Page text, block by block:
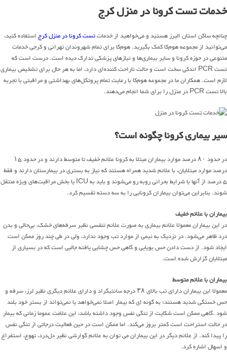
خدمات تست کرونا در منزل کرج
چنانچه ساکن استان البرز هستید و می‌خواهید از خدماتتست کرونا در منزل کرجاستفاده کنید،
می‌توانید از مجموعه هوم‌کا کمک بگیرید. هوم‌کا برای تمام شهروندان تهرانی و کرجی خدمات
متنوعی در حوزه کرونا و سایر بیماری‌ها و نیازهای پزشکی تدارک دیده است. درست است که
تست PCR اندکی سخت است و حالت ناراحت کننده‌ای دارد، اما به هر حال برای تشخیص بیماری
لازم است. همکاران ما در مجموعه هوم‌کا با رعایت تمام پروتکل‌های بهداشتی و مراقبتی با تجربه
بالا تست PCR در منزل را برای شما انجام می‌دهند.
سیر بیماری کرونا چگونه است؟
در حدود ۸۰ درصد موارد بیماران مبتلا به کرونا علائم خفیف تا متوسط دارند و در حدود ۱۵
درصد موارد مبتلایان، با علائم شدید همراه هستند که نیاز به بستری در بیمارستان دارند و فقط
۵ درصد از آنها با شرایط بحرانی روبه رو می‌شوند و باید به ICU یا بخش مراقبت‌های ویژه منتقل
شوند. بنابراین می‌توان بیماران کرونایی را به سه دسته تقسیم کرد.
بیماران با علائم خفیف
در این بیماران معمولا علائم بیماری به صورت علائم تنفسی نظیر سرفه‌های خشک، بی‌حالی و بدن
درد ظاهر می‌شود. در نزدیک به نیمی از موارد تب وجود ندارد، ولی در طی چند روز ممکن است
ایجاد شود. از دست دادن حس بویایی و گاهی حس چشایی یافته جالبی است که در بسیاری از
مبتلایان گزارش شده است.
بیماران با علائم متوسط
معمولا این بیماران دارای تب بالای ۳۸ درجه سانتیگراد و دارای علائم دیگری نظیر لرز، سرفه و
حس خستگی شدید هستند؛ به گونه ای که بیمار اصلا نمی‌خواهد یا نمی‌تواند از بستر خود بلند
شود .گاهی ممکن است شکایت از تنگی نفس وجود داشته باشد، این علامت عموما زمانی که بیمار
در حالت استراحت است کمتر بروز می‌کند. اما ممکن است در حین فعالیت درجاتی از تنگی نفس
را پیدا کند. از علائم دیگر در این بیماران می توان به علائم گوارشی نظیر دل‌درد، تهوع، استفراغ
و اسهال اشاره کرد.